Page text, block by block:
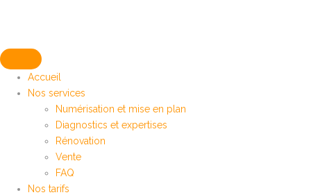
Accueil
Nos services
Numérisation et mise en plan
Diagnostics et expertises
Rénovation
Vente
FAQ
Nos tarifs